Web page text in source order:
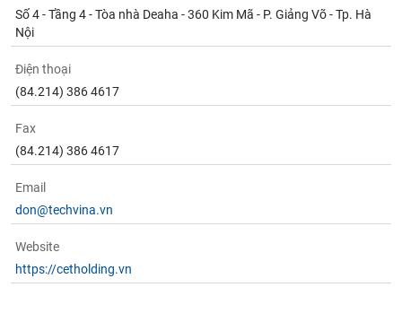
Số 4 - Tầng 4 - Tòa nhà Deaha - 360 Kim Mã - P. Giảng Võ - Tp. Hà
Nội
Điện thoại
(84.214) 386 4617
Fax
(84.214) 386 4617
Email
don@techvina.vn
Website
https://cetholding.vn